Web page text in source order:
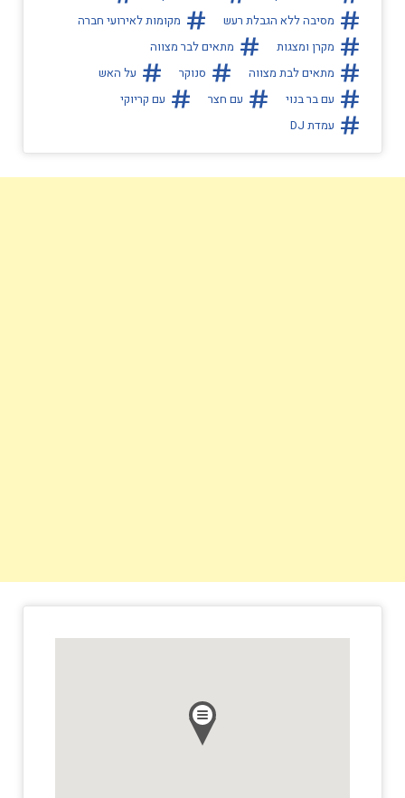
מסיבה ללא הגבלת רעש
מקומות לאירועי חברה
מקרן ומצגות
מתאים לבר מצווה
מתאים לבת מצווה
סנוקר
על האש
עם בר בנוי
עם חצר
עם קריוקי
עמדת DJ